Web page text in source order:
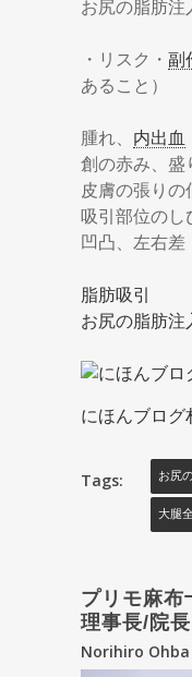
お尻の脂肪
・リスク・ 副
あること）
腫れ、 内出血
創の赤み、盛
皮膚の張りの
吸引部位のし
凹凸、左右差
脂肪吸引
お尻の脂肪注
にほんブログ
Tags: お尻
大腿
プリモ麻布
理事長/院
Norihiro Ohba